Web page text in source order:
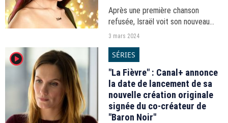
Après une première chanson
refusée, Israël voit son nouveau
morceau "Dancing Forever" retoqué
radiotélévision (UER) qui organise
"l'Eurovision".
3 mars 2024
player2 SÉRIES
"La Fièvre" : Canal+ annonce
la date de lancement de sa
nouvelle création originale
signée du co-créateur de
"Baron Noir"